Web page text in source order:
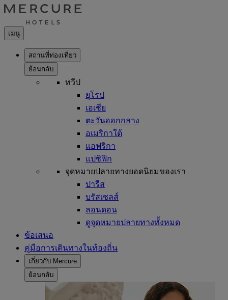
เมนู
สถานที่ท่องเที่ยว
ย้อนกลับ
ทวีป
ยุโรป
เอเชีย
ตะวันออกกลาง
อเมริกาใต้
แอฟริกา
แปซิฟิก
จุดหมายปลายทางยอดนิยมของเรา
ปารีส
บรัสเซลส์
ลอนดอน
ดูจุดหมายปลายทางทั้งหมด
ข้อเสนอ
คู่มือการเดินทางในท้องถิ่น
เกี่ยวกับ Mercure
ย้อนกลับ